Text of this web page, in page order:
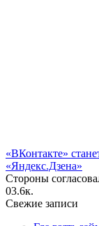
«ВКонтакте»
«Яндекс.Дзена»
Стороны
03.6к.
Свежие записи